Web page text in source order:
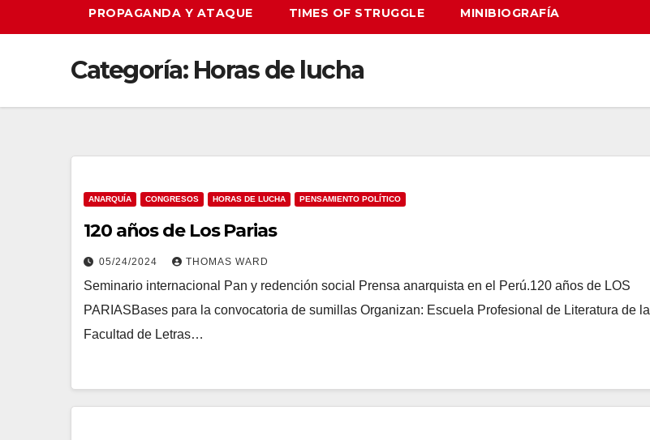
PROPAGANDA Y ATAQUE TIMES OF STRUGGLE MINIBIOGRAFÍA
Categoría: Horas de lucha
ANARQUÍA CONGRESOS HORAS DE LUCHA PENSAMIENTO POLÍTICO
120 años de Los Parias
05/24/2024 THOMAS WARD
Seminario internacional Pan y redención social Prensa anarquista en el Perú.120 años de LOS
PARIASBases para la convocatoria de sumillas Organizan: Escuela Profesional de Literatura de la
Facultad de Letras…